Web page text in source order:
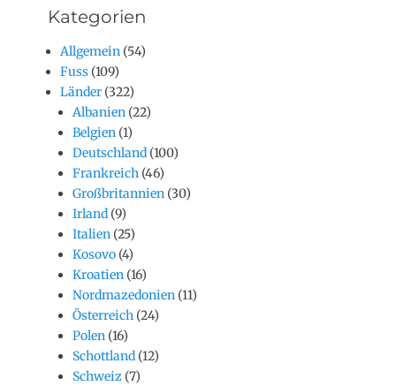
Kategorien
Allgemein (54)
Fuss (109)
Länder (322)
Albanien (22)
Belgien (1)
Deutschland (100)
Frankreich (46)
Großbritannien (30)
Irland (9)
Italien (25)
Kosovo (4)
Kroatien (16)
Nordmazedonien (11)
Österreich (24)
Polen (16)
Schottland (12)
Schweiz (7)